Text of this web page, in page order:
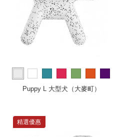
more
Puppy L 大型犬（大麥町）
精選優惠